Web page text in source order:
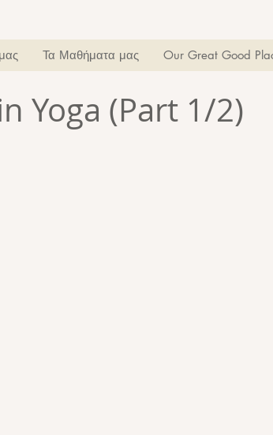
Τα Μαθήματα μας Our Great Good
Yoga (Part 1/2)